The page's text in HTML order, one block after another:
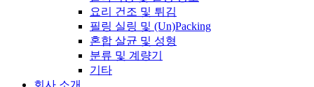
요리 건조 및 튀김
필링 실링 및 (Un)Packing
혼합 살균 및 성형
분류 및 계량기
기타
회사 소개